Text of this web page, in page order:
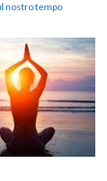
nostro tempo